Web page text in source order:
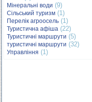
Мінеральні води (9)
Сільський туризм (1)
Перелік агроосель (1)
Туристична афіша (22)
Туристичні маршрути (5)
туристичні маршрути (32)
Управління (1)